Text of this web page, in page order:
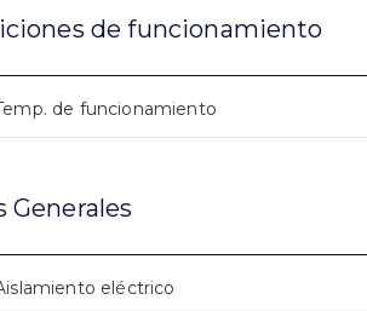
de funcionamiento
de funcionamiento
Generales
eléctrico